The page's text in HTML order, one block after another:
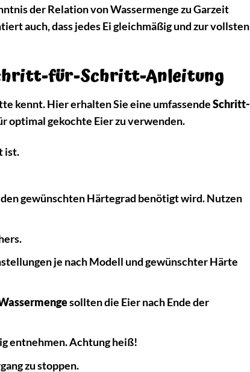
der Relation von Wassermenge zu Garzeit
auch, dass jedes Ei gleichmäßig und zur vollsten
für-Schritt-Anleitung
kennt. Hier erhalten Sie eine umfassendeSchritt-
optimal gekochte Eier zu verwenden.
ist.
gewünschten Härtegrad benötigt wird. Nutzen
je nach Modell und gewünschter Härte
sollten die Eier nach Ende der
entnehmen. Achtung heiß!
zu stoppen.